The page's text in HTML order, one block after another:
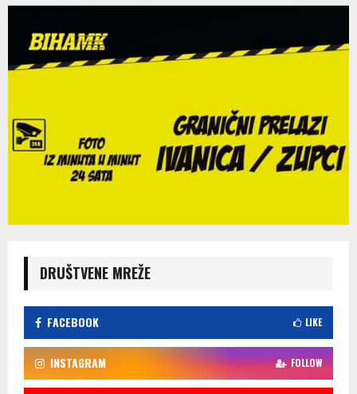
DRUŠTVENE MREŽE
FACEBOOK LIKE
INSTAGRAM FOLLOW